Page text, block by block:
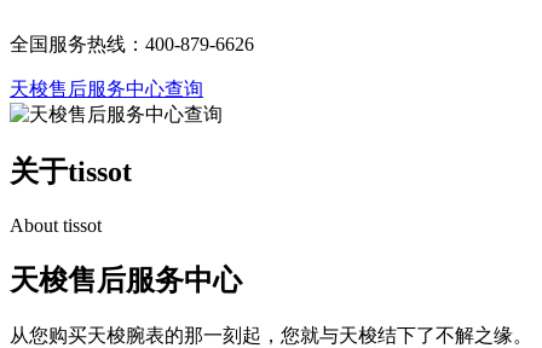
全国服务热线：400-879-6626
天梭售后服务中心查询
关于tissot
About tissot
天梭售后服务中心
从您购买天梭腕表的那一刻起，您就与天梭结下了不解之缘。